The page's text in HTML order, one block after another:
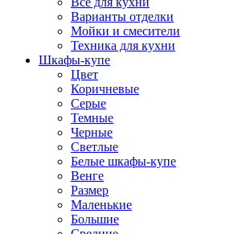
Варианты отделки
Мойки и смесители
Техника для кухни
Шкафы-купе
Цвет
Коричневые
Серые
Темные
Черные
Светлые
Белые шкафы-купе
Венге
Размер
Маленькие
Большие